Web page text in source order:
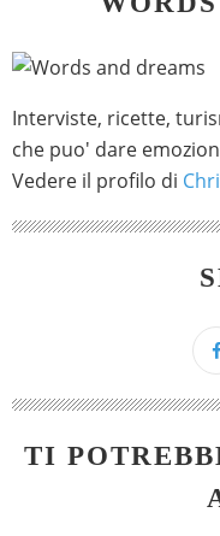
Interviste, ricette,
che puo' dare
Vedere il profilo di
TI